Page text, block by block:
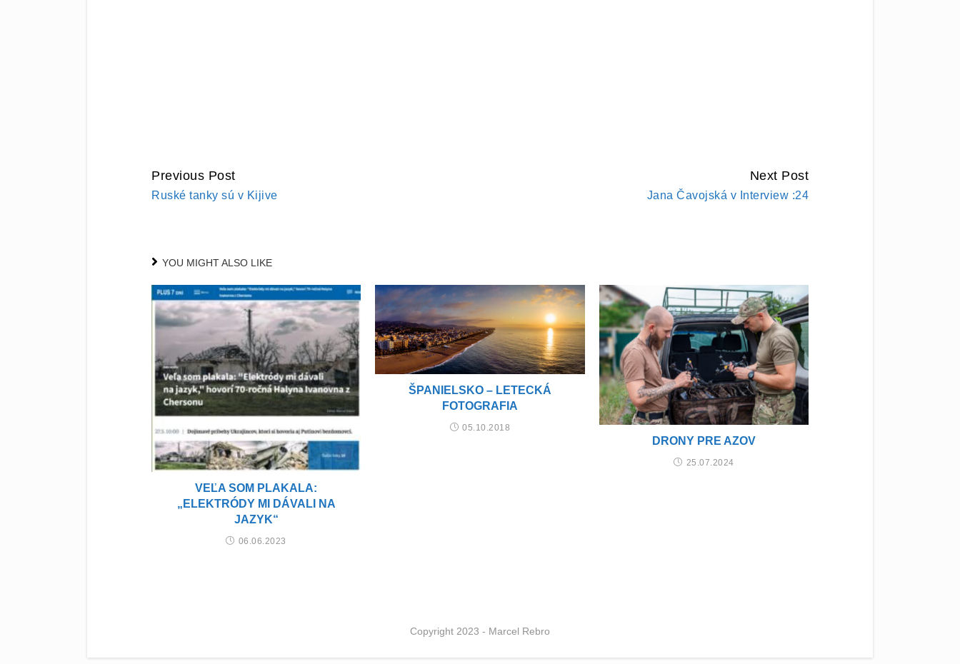
CONTINUE
READING
Previous Post
Ruské tanky sú v Kijive
Next Post
Jana Čavojská v Interview :24
YOU MIGHT ALSO LIKE
VEĽA SOM PLAKALA:
„ELEKTRÓDY MI DÁVALI NA
JAZYK“
06.06.2023
ŠPANIELSKO – LETECKÁ
FOTOGRAFIA
05.10.2018
DRONY PRE AZOV
25.07.2024
Copyright 2023 - Marcel Rebro